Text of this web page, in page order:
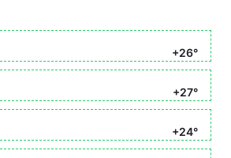
+26°
+27°
+24°